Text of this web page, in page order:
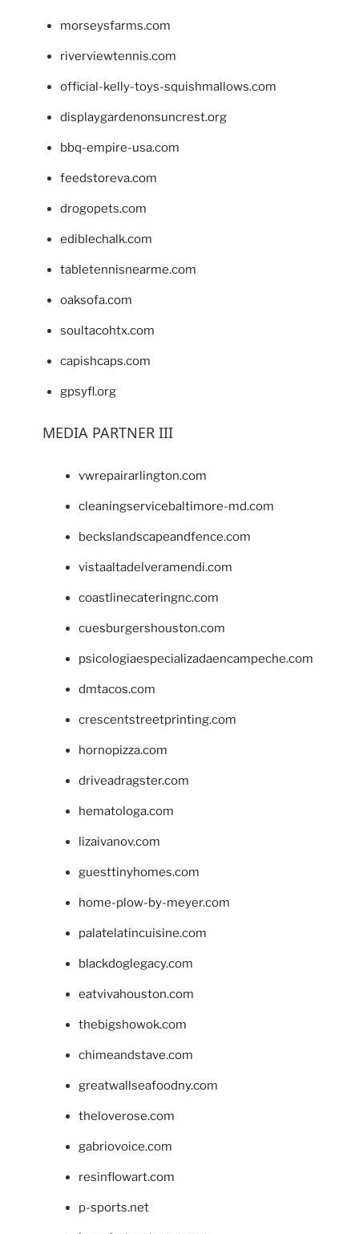
morseysfarms.com
riverviewtennis.com
official-kelly-toys-squishmallows.com
displaygardenonsuncrest.org
bbq-empire-usa.com
feedstoreva.com
drogopets.com
ediblechalk.com
tabletennisnearme.com
oaksofa.com
soultacohtx.com
capishcaps.com
gpsyfl.org
MEDIA PARTNER III
vwrepairarlington.com
cleaningservicebaltimore-md.com
beckslandscapeandfence.com
vistaaltadelveramendi.com
coastlinecateringnc.com
cuesburgershouston.com
psicologiaespecializadaencampeche.com
dmtacos.com
crescentstreetprinting.com
hornopizza.com
driveadragster.com
hematologa.com
lizaivanov.com
guesttinyhomes.com
home-plow-by-meyer.com
palatelatincuisine.com
blackdoglegacy.com
eatvivahouston.com
thebigshowok.com
chimeandstave.com
greatwallseafoodny.com
theloverose.com
gabriovoice.com
resinflowart.com
p-sports.net